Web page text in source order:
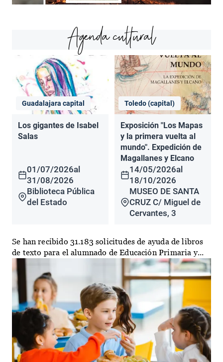
Agenda cultural
Guadalajara capital
Los gigantes de Isabel
Salas
01/07/2026al
31/08/2026
Biblioteca Pública
del Estado
Toledo (capital)
Exposición "Los Mapas
y la primera vuelta al
mundo". Expedición de
Magallanes y Elcano
14/05/2026al
18/10/2026
MUSEO DE SANTA
CRUZ C/ Miguel de
Cervantes, 3
Se han recibido 31.183 solicitudes de ayuda de libros
de texto para el alumnado de Educación Primaria y...